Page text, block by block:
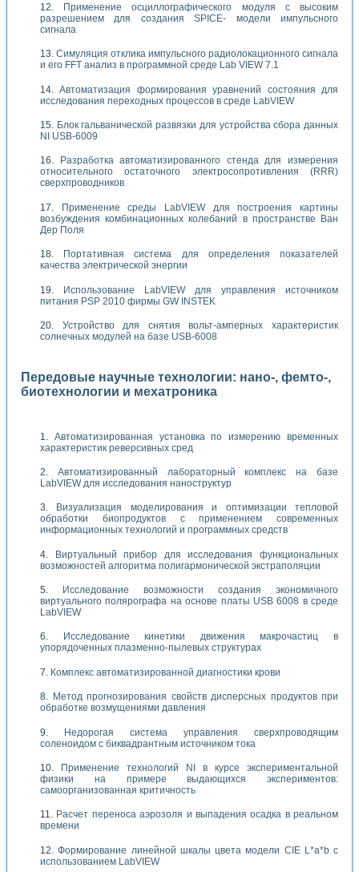
Применение осциллографического модуля с высоким
разрешением для создания SPICE- модели импульсного
сигнала
Симуляция отклика импульсного радиолокационного сигнала
и его FFT анализ в программной среде Lab VIEW 7.1
Автоматизация формирования уравнений состояния для
исследования переходных процессов в среде LabVIEW
Блок гальванической развязки для устройства сбора данных
NI USB-6009
Разработка автоматизированного стенда для измерения
относительного остаточного электросопротивления (RRR)
сверхпроводников
Применение среды LabVIEW для построения картины
возбуждения комбинационных колебаний в пространстве Ван
Дер Поля
Портативная система для определения показателей
качества электрической энергии
Использование LabVIEW для управления источником
питания PSP 2010 фирмы GW INSTEK
Устройство для снятия вольт-амперных характеристик
солнечных модулей на базе USB-6008
Передовые научные технологии: нано-, фемто-,
биотехнологии и мехатроника
Автоматизированная установка по измерению временных
характеристик реверсивных сред
Автоматизированный лабораторный комплекс на базе
LabVIEW для исследования наноструктур
Визуализация моделирования и оптимизации тепловой
обработки биопродуктов с применением современных
информационных технологий и программных средств
Виртуальный прибор для исследования функциональных
возможностей алгоритма полигармонической экстраполяции
Исследование возможности создания экономичного
виртуального полярографа на основе платы USB 6008 в среде
LabVIEW
Исследование кинетики движения макрочастиц в
упорядоченных плазменно-пылевых структурах
Комплекс автоматизированной диагностики крови
Метод прогнозирования свойств дисперсных продуктов при
обработке возмущениями давления
Недорогая система управления сверхпроводящим
соленоидом с биквадрантным источником тока
Применение технологий NI в курсе экспериментальной
физики на примере выдающихся экспериментов:
самоорганизованная критичность
Расчет переноса аэрозоля и выпадения осадка в реальном
времени
Формирование линейной шкалы цвета модели CIE L*a*b с
использованием LabVIEW